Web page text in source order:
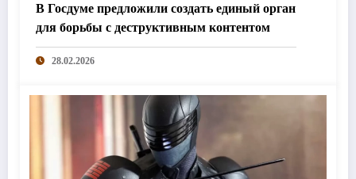
В Госдуме предложили создать единый орган
для борьбы с деструктивным контентом
28.02.2026